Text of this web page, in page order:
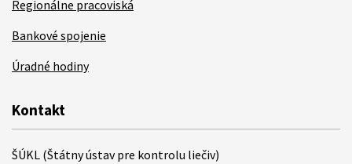
Regionálne pracoviská
Bankové spojenie
Úradné hodiny
Kontakt
ŠÚKL (Štátny ústav pre kontrolu liečiv)